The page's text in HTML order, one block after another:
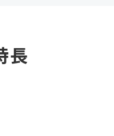
長